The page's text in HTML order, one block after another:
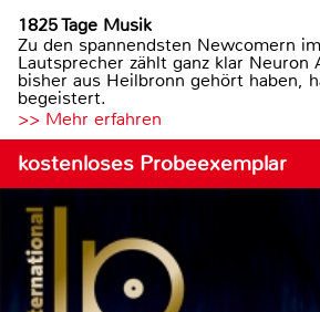
1825 Tage Musik
Zu den spannendsten Newcomern
Lautsprecher zählt ganz klar Neuron
bisher aus Heilbronn gehört haben,
begeistert.
>> Mehr erfahren
kostenloses Probeexemplar